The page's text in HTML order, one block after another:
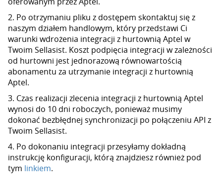
2. Po otrzymaniu pliku z dostępem skontaktuj się z
naszym działem handlowym, który przedstawi Ci
warunki wdrożenia integracji z hurtownią Aptel w
Twoim Sellasist. Koszt podpięcia integracji w zależności
od hurtowni jest jednorazową równowartością
abonamentu za utrzymanie integracji z hurtownią
Aptel.
3. Czas realizacji zlecenia integracji z hurtownią Aptel
wynosi do 10 dni roboczych, ponieważ musimy
dokonać bezbłędnej synchronizacji po połączeniu API z
Twoim Sellasist.
4. Po dokonaniu integracji przesyłamy dokładną
instrukcję konfiguracji, którą znajdziesz również pod
tym linkiem.